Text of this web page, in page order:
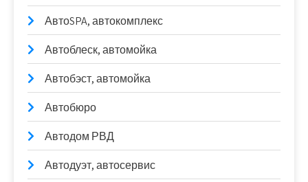
АвтоSPA, автокомплекс
Автоблеск, автомойка
Автобэст, автомойка
Автобюро
Автодом РВД
Автодуэт, автосервис